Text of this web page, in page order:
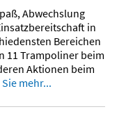
Abwechslung
in
Bereichen
11 Trampoliner beim
Aktionen beim
mehr...